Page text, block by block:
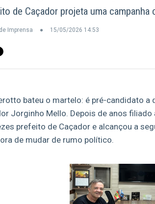
de Caçador projeta uma campanha
Imprensa 15/05/2026 14:53
bateu o martelo: é pré-candidato a
Jorginho Mello. Depois de anos
prefeito de Caçador e alcançou a
de mudar de rumo político.